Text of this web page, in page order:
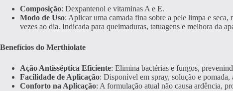
Composição: Dexpantenol e vitaminas A e E.
Modo de Uso: Aplicar uma camada fina sobre a pele limpa e seca,
vezes ao dia. Indicada para queimaduras, tatuagens e melhora da
Benefícios do Merthiolate
Ação Antisséptica Eficiente: Elimina bactérias e fungos,
Facilidade de Aplicação: Disponível em spray, solução e pomada,
Conforto na Aplicação: A formulação atual não causa ardência,